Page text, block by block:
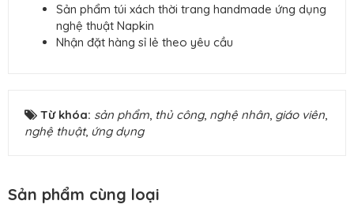
Sản phẩm túi xách thời trang handmade ứng dụng
nghệ thuật Napkin
Nhận đặt hàng sỉ lẻ theo yêu cầu
Từ khóa: sản phẩm thủ công, nghệ nhân giáo viên
nghệ thuật, ứng dụng
Sản phẩm cùng loại